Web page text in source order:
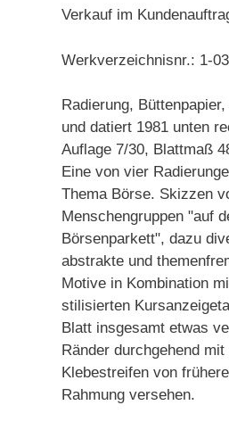
Verkauf im
Werkverzeichnisnr.: 1-
Radierung,
und datiert 1981 unten
Auflage 7/30, Blattmaß
Eine von vier
Thema Börse. Skizzen
Menschengruppen "auf
Börsenparkett", dazu
abstrakte und
Motive in Kombination
stilisierten
Blatt insgesamt etwas
Ränder durchgehend mit
Klebestreifen von
Rahmung versehen.